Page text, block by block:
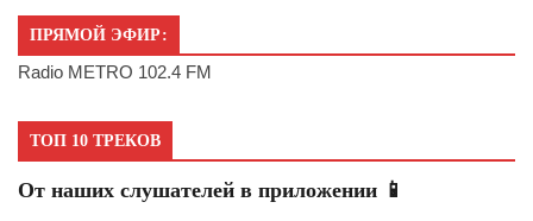
ПРЯМОЙ ЭФИР:
Radio METRO 102.4 FM
ТОП 10 ТРЕКОВ
От наших слушателей в приложении 📱